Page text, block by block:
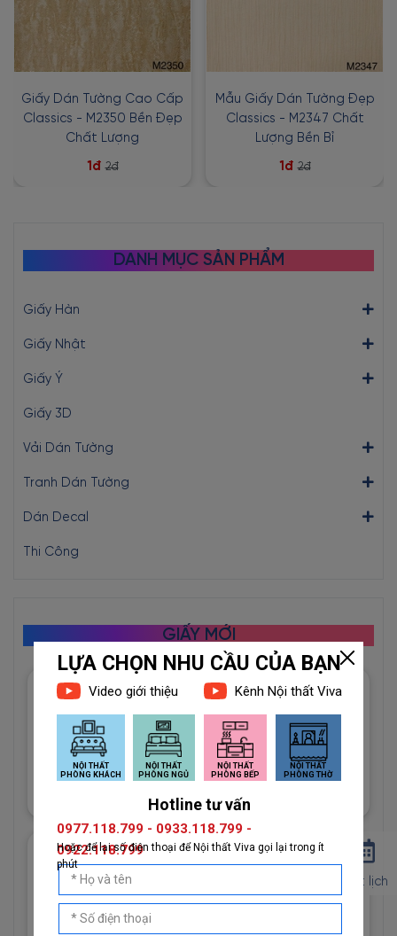
Giấy Dán Tường Cao Cấp
Classics - M2350 Bền Đẹp
Chất Lượng
1đ 2đ
Mẫu Giấy Dán Tường Đẹp
Classics - M2347 Chất
Lượng Bền Bỉ
1đ 2đ
DANH MỤC SẢN PHẨM
Giấy Hàn
Giấy Nhật
Giấy Ý
Giấy 3D
Vải Dán Tường
Tranh Dán Tường
Dán Decal
Thi Công
GIẤY MỚI
Giấy Dán Tường Imperial Mã
81012-3 Họa Tiết Hình Học
Độc Đáo
1đ
Giấy Dán Tường Imperial Mã
Trắng
Đặt lịch